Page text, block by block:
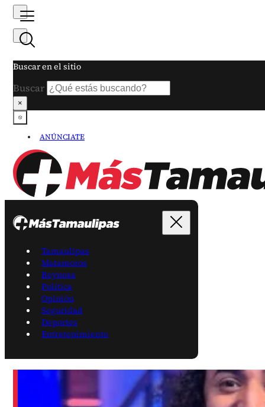
Buscar en el sitio
Buscar
×
ANÚNCIATE
Tamaulipas
Matamoros
Reynosa
Política
Opinión
Seguridad
Deportes
Entretenimiento